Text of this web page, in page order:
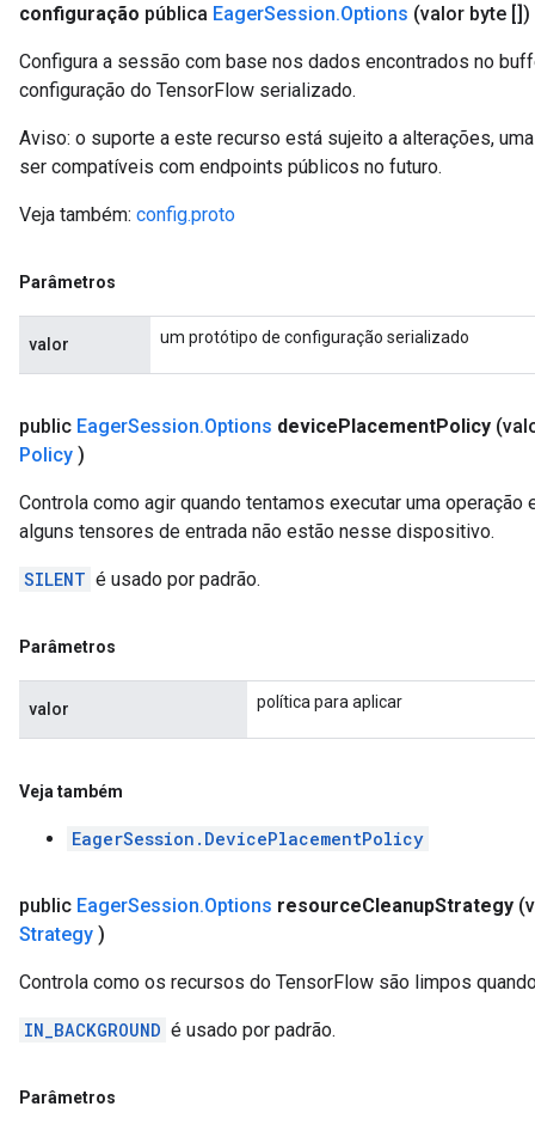
configuração pública EagerSession.Options (valor byte [])
Configura a sessão com base nos dados encontrados no
configuração do TensorFlow serializado.
Aviso: o suporte a este recurso está sujeito a alterações,
ser compatíveis com endpoints públicos no futuro.
Veja também: config.proto
Parâmetros
valor um protótipo de configuração serializado
public EagerSession.Options devicePlacementPolicy
Policy )
Controla como agir quando tentamos executar uma
alguns tensores de entrada não estão nesse dispositivo.
SILENT é usado por padrão.
Parâmetros
valor política para aplicar
Veja também
EagerSession.DevicePlacementPolicy
public EagerSession.Options resourceCleanupStrategy
Strategy )
Controla como os recursos do TensorFlow são limpos
IN_BACKGROUND é usado por padrão.
Parâmetros